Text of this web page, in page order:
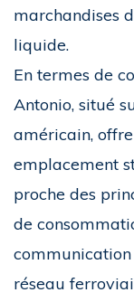
marchandises
liquide.
En termes de
Antonio, situé
américain,
emplacement
proche des
de
réseau